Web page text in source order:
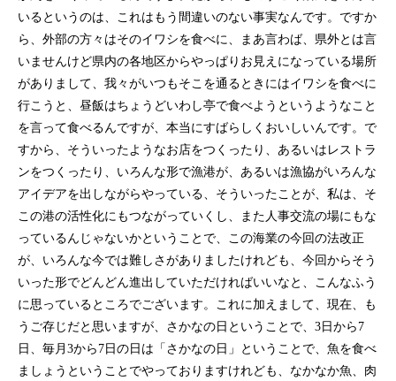
いるというのは、これはもう間違いのない事実なんです。ですか
ら、外部の方々はそのイワシを食べに、まあ言わば、県外とは言
いませんけど県内の各地区からやっぱりお見えになっている場所
がありまして、我々がいつもそこを通るときにはイワシを食べに
行こうと、昼飯はちょうどいわし亭で食べようというようなこと
を言って食べるんですが、本当にすばらしくおいしいんです。で
すから、そういったようなお店をつくったり、あるいはレストラ
ンをつくったり、いろんな形で漁港が、あるいは漁協がいろんな
アイデアを出しながらやっている、そういったことが、私は、そ
この港の活性化にもつながっていくし、また人事交流の場にもな
っているんじゃないかということで、この海業の今回の法改正
が、いろんな今では難しさがありましたけれども、今回からそう
いった形でどんどん進出していただければいいなと、こんなふう
に思っているところでございます。これに加えまして、現在、も
うご存じだと思いますが、さかなの日ということで、3日から7
日、毎月3から7日の日は「さかなの日」ということで、魚を食べ
ましょうということでやっておりますけれども、なかなか魚、肉